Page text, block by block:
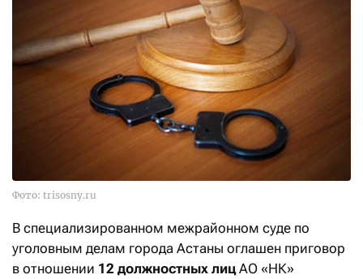
Фото: trisosny.ru
В специализированном межрайонном суде по
уголовным делам города Астаны оглашен приговор
в отношении 12 должностных лицАО «НК»